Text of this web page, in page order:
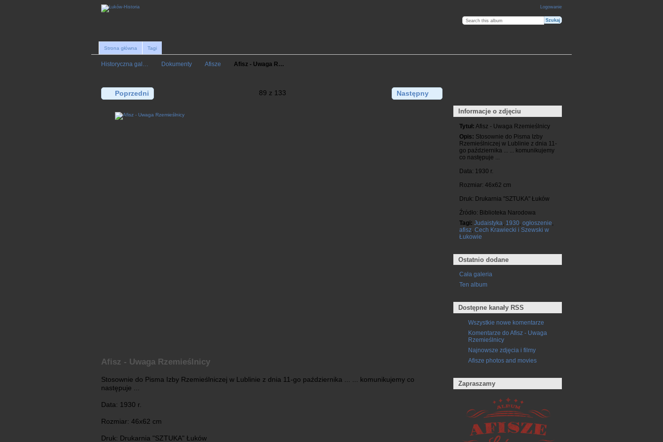
Logowanie
Strona główna Tagi
Historyczna gal… Dokumenty Afisze Afisz - Uwaga R…
Poprzedni 89 z 133 Następny
Afisz - Uwaga Rzemieślnicy
Stosownie do Pisma Izby Rzemieślniczej w Lublinie z dnia 11-go października ... ... komunikujemy co
następuje ...
Data: 1930 r.
Rozmiar: 46x62 cm
Druk: Drukarnia "SZTUKA" Łuków
Informacje o zdjęciu
Tytuł: Afisz - Uwaga Rzemieślnicy
Opis: Stosownie do Pisma Izby
Rzemieślniczej w Lublinie z dnia 11-
go października ... ... komunikujemy
co następuje ...
Data: 1930 r.
Rozmiar: 46x62 cm
Druk: Drukarnia "SZTUKA" Łuków
Źródło: Biblioteka Narodowa
Tagi: Judaistyka 1930, ogłoszenie
afisz, Cech Krawiecki i Szewski w
Łukowie
Ostatnio dodane
Cała galeria
Ten album
Dostępne kanały RSS
Wszystkie nowe komentarze
Komentarze do Afisz - Uwaga
Rzemieślnicy
Najnowsze zdjęcia i filmy
Afisze photos and movies
Zapraszamy